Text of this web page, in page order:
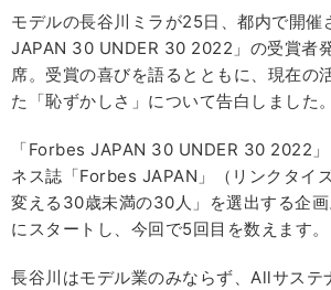
モデルの長谷川ミラが25日、都内で開催
JAPAN 30 UNDER 30 2022」の受賞者
席。受賞の喜びを語るとともに、現在の
た「恥ずかしさ」について告白しました。
「Forbes JAPAN 30 UNDER 30 2022
ネス誌「Forbes JAPAN」（リンクタイ
変える30歳未満の30人」を選出する企
にスタートし、今回で5回目を数えます。
長谷川はモデル業のみならず、Allサステ